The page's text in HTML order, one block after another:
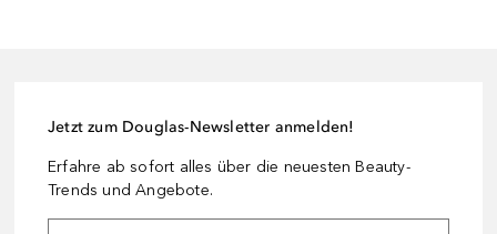
Jetzt zum Douglas-Newsletter anmelden!
Erfahre ab sofort alles über die neuesten Beauty-
Trends und Angebote.